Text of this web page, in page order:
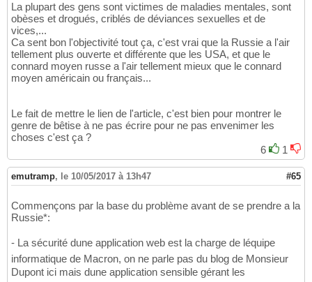
La plupart des gens sont victimes de maladies mentales, sont
obèses et drogués, criblés de déviances sexuelles et de
vices,...
Ca sent bon l'objectivité tout ça, c'est vrai que la Russie a l'air
tellement plus ouverte et différente que les USA, et que le
connard moyen russe a l'air tellement mieux que le connard
moyen américain ou français...
Le fait de mettre le lien de l'article, c'est bien pour montrer le
genre de bêtise à ne pas écrire pour ne pas envenimer les
choses c'est ça ?
6
1
emutramp, le 10/05/2017 à 13h47 #65
Commençons par la base du problème avant de se prendre a la
Russie*:
- La sécurité dune application web est la charge de léquipe
informatique de Macron, on ne parle pas du blog de Monsieur
Dupont ici mais dune application sensible gérant les